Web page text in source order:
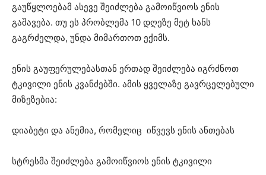
გაუწყლოებამ ასევე შეიძლება გამოიწვიოს ენის
გაშავება. თუ ეს პრობლემა 10 დღეზე მეტ ხანს
გაგრძელდა, უნდა მიმართოთ ექიმს.
ენის გაუფერულებასთან ერთად შეიძლება იგრძნოთ
ტკივილი ენის კვანძებში. ამის ყველაზე გავრცელებული
მიზეზებია:
დიაბეტი და ანემია, რომელიც იწვევს ენის ანთებას
სტრესმა შეიძლება გამოიწვიოს ენის ტკივილი